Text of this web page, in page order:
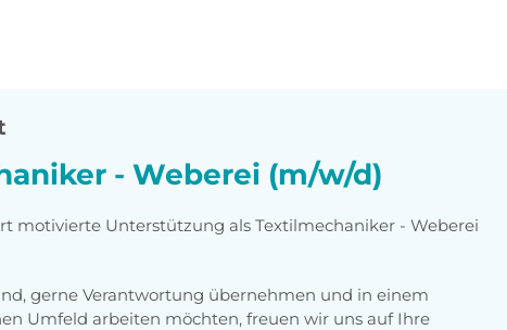
- Weberei (m/w/d)
motivierte Unterstützung als Textilmechaniker - Weberei
gerne Verantwortung übernehmen und in einem
Umfeld arbeiten möchten, freuen wir uns auf Ihre